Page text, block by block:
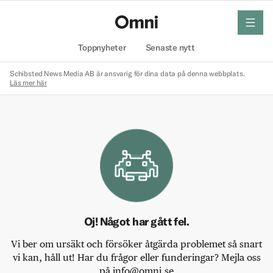
Toppnyheter Senaste nytt
meny
Schibsted News Media AB är ansvarig för dina data på denna webbplats.
Läs mer här
Oj! Något har gått fel.
Vi ber om ursäkt och försöker åtgärda problemet så snart
vi kan, håll ut! Har du frågor eller funderingar? Mejla oss